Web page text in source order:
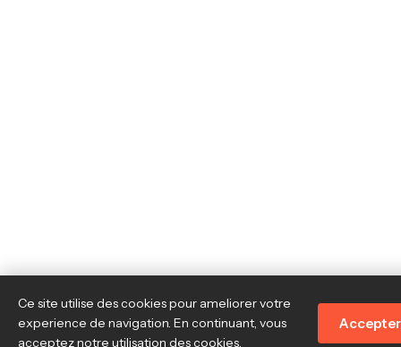
Ce site utilise des cookies pour ameliorer votre
experience de navigation. En continuant, vous
acceptez notre utilisation des cookies.
Accepter